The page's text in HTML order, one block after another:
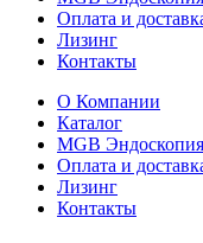
Оплата и
Лизинг
Контакты
О Компании
Каталог
MGB Эндоскопия
Оплата и
Лизинг
Контакты